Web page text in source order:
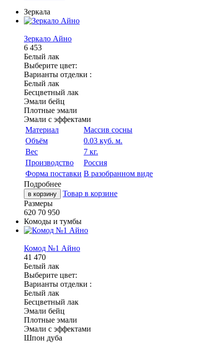
Зеркала
Зеркало Айно
6 453
Белый лак
Выберите цвет:
Варианты отделки :
Белый лак
Бесцветный лак
Эмали бейц
Плотные эмали
Эмали с эффектами
Материал
Массив сосны
Объём
0.03 куб. м.
Вес
7 кг.
Производство
Россия
Форма поставки В разобранном виде
Подробнее
в корзину
Товар в корзине
Размеры
620 70 950
Комоды и тумбы
Комод №1 Айно
41 470
Белый лак
Выберите цвет:
Варианты отделки :
Белый лак
Бесцветный лак
Эмали бейц
Плотные эмали
Эмали с эффектами
Шпон дуба